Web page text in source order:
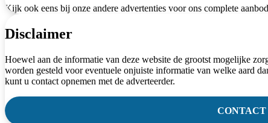
Kijk ook eens bij onze andere advertenties voor ons complete
Disclaimer
Hoewel aan de informatie van deze website de grootst mogelijke
worden gesteld voor eventuele onjuiste informatie van welke aard
kunt u contact opnemen met de adverteerder.